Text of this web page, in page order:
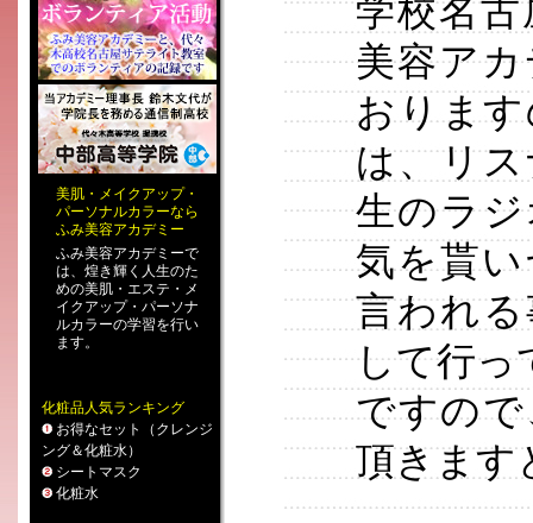
美肌 ・ メイクアップ・
パーソナルカラーなら
ふみ美容アカデミー
ふみ美容アカデミーで
は、煌き輝く人生のた
めの美肌・エステ ・ メ
イクアップ・ パーソナ
ルカラーの学習を行い
ます。
化粧品人気ランキング
お得なセット（クレンジ
ング＆化粧水）
シートマスク
化粧水
学校名
美容ア
おりま
は、リ
生のラ
気を貰
言われ
して行っ
ですの
頂きます